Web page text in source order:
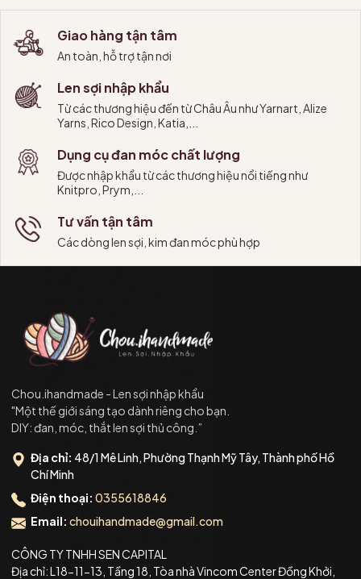
Giao hàng tận tâm
An toàn, hỗ trợ tận nơi
Len sợi nhập khẩu
Từ các thương hiệu đến từ Châu Âu như Yarnart, Alize
Yarns, Rico Design, Katia,...
Dụng cụ đan móc chất lượng
Được nhập khẩu từ các thương hiệu nổi tiếng như
Knitpro, Prym,...
Tư vấn tận tâm
Các dòng len sợi, kim đan móc phù hợp
Chou.ihandmade - Len sợi nhập khẩu
"Một thế giới sáng tạo dành riêng cho bạn.
DIY: đan, móc, thắt len sợi thủ công.”
Địa chỉ: 48/1 Mê Linh, Phường Thạnh Mỹ Tây, Thành phố Hồ
Chí Minh
Điện thoại: 0355618846
Email: chouihandmade@gmail.com
CÔNG TY TNHH SEN CAPITAL
Địa chỉ: L18-11-13, Tầng 18, Tòa nhà Vincom Center Đồng Khởi,